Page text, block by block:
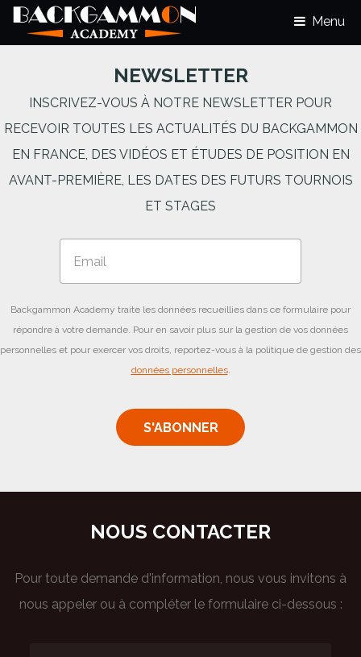
Menu
NEWSLETTER
INSCRIVEZ-VOUS À NOTRE NEWSLETTER POUR
RECEVOIR TOUTES LES ACTUALITÉS DU BACKGAMMON
EN FRANCE, DES VIDÉOS ET ÉTUDES DE POSITION EN
AVANT-PREMIÈRE, LES DATES DES FUTURS TOURNOIS
ET STAGES
Backgammon Academy traite les données recueillies dans ce formulaire pour
répondre à votre demande. Pour en savoir plus sur la gestion de vos données
personnelles et pour exercer vos droits, reportez-vous à la politique de gestion des
données personnelles.
NOUS CONTACTER
Pour toute demande d'information, nous vous invitons à
nous appeler ou à compléter le formulaire ci-dessous :